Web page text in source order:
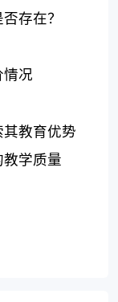
存在？
况
教育优势
学质量